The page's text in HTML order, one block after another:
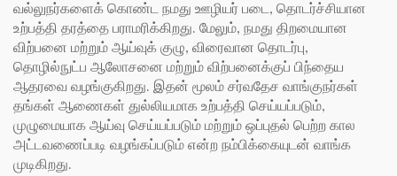
வல்லுநர்களைக் கொண்ட நமது ஊழியர் படை, தொடர்ச்சியான
உற்பத்தி தரத்தை பராமரிக்கிறது. மேலும், நமது திறமையான
விற்பனை மற்றும் ஆய்வுக் குழு, விரைவான தொடர்பு,
தொழில்நுட்ப ஆலோசனை மற்றும் விற்பனைக்குப் பிந்தைய
ஆதரவை வழங்குகிறது. இதன் மூலம் சர்வதேச வாங்குநர்கள்
தங்கள் ஆணைகள் துல்லியமாக உற்பத்தி செய்யப்படும்,
முழுமையாக ஆய்வு செய்யப்படும் மற்றும் ஒப்புதல் பெற்ற கால
அட்டவணைப்படி வழங்கப்படும் என்ற நம்பிக்கையுடன் வாங்க
முடிகிறது.